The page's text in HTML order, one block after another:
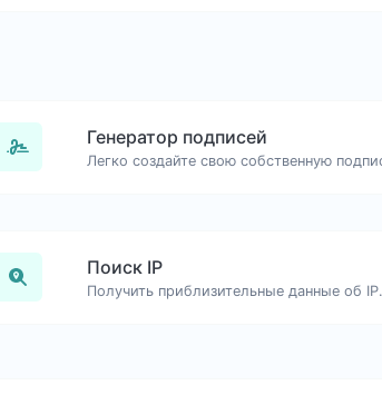
Генератор подписей
Поиск IP
Получить приблизительные данные об IP.